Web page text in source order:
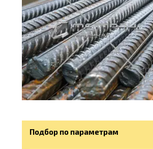
Подбор по параметрам